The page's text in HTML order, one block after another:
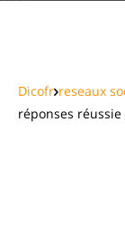
Dicofr reseaux
réponses